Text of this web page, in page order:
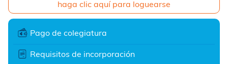
haga clic aquí para loguearse
Pago de colegiatura
Requisitos de incorporación